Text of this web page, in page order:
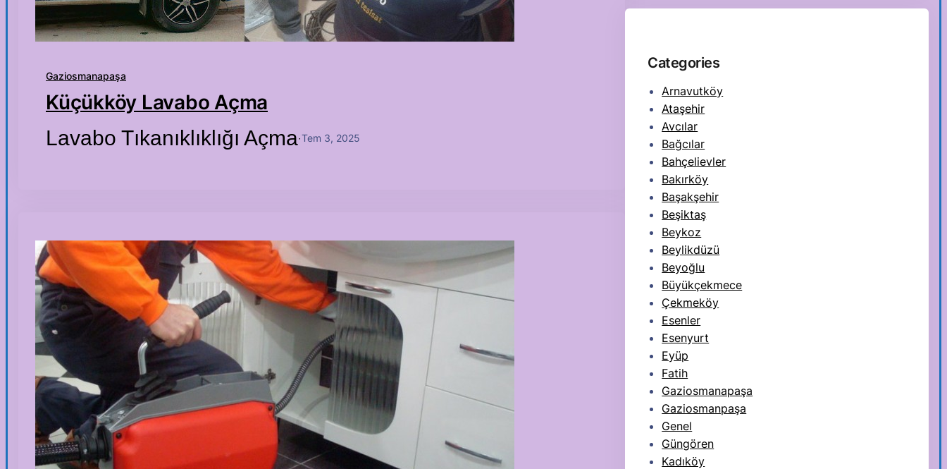
Gaziosmanapaşa
Küçükköy Lavabo Açma
Lavabo Tıkanıklıklığı Açma·Tem 3, 2025
Categories
Arnavutköy
Ataşehir
Avcılar
Bağcılar
Bahçelievler
Bakırköy
Başakşehir
Beşiktaş
Beykoz
Beylikdüzü
Beyoğlu
Büyükçekmece
Çekmeköy
Esenler
Esenyurt
Eyüp
Fatih
Gaziosmanapaşa
Gaziosmanpaşa
Genel
Güngören
Kadıköy